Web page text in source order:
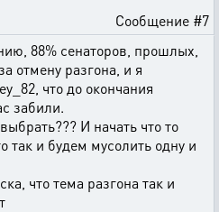
Сообщение #7
88% сенаторов, прошлых,
отмену разгона, и я
что до окончания
забили.
И начать что то
так и будем мусолить одну и
что тема разгона так и